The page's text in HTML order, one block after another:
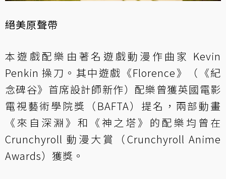
絕美原聲帶
本遊戲配樂由著名遊戲動漫作曲家 Kevin
Penkin 操刀。其中遊戲《Florence》（《紀
念碑谷》首席設計師新作）配樂曾獲英國電影
電視藝術學院獎（BAFTA）提名，兩部動畫
《來自深淵》和《神之塔》的配樂均曾在
Crunchyroll 動漫大賞（Crunchyroll Anime
Awards）獲獎。